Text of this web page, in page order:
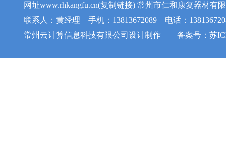
网址www.rhkangfu.cn(复制链接) 常州市仁和康复器材
联系人：黄经理 手机：13813672089 电话：
常州云计算信息科技有限公司 设计制作 备案号： 苏